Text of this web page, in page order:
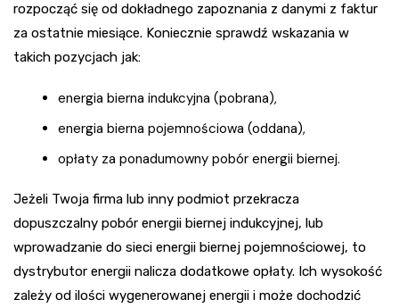
rozpocząć się od dokładnego zapoznania z danymi z faktur
za ostatnie miesiące. Koniecznie sprawdź wskazania w
takich pozycjach jak:
energia bierna indukcyjna (pobrana),
energia bierna pojemnościowa (oddana),
opłaty za ponadumowny pobór energii biernej.
Jeżeli Twoja firma lub inny podmiot przekracza
dopuszczalny pobór energii biernej indukcyjnej, lub
wprowadzanie do sieci energii biernej pojemnościowej, to
dystrybutor energii nalicza dodatkowe opłaty. Ich wysokość
zależy od ilości wygenerowanej energii i może dochodzić